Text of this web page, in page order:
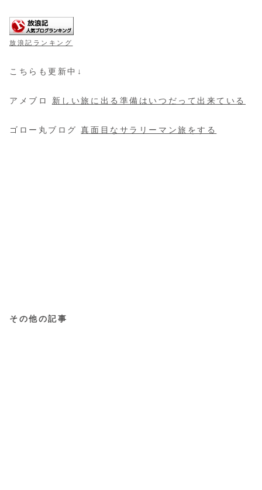
放浪記ランキング
こちらも更新中↓
アメブロ 新しい旅に出る準備はいつだって出来ている
ゴロー丸ブログ真面目なサラリーマン旅をする
その他の記事